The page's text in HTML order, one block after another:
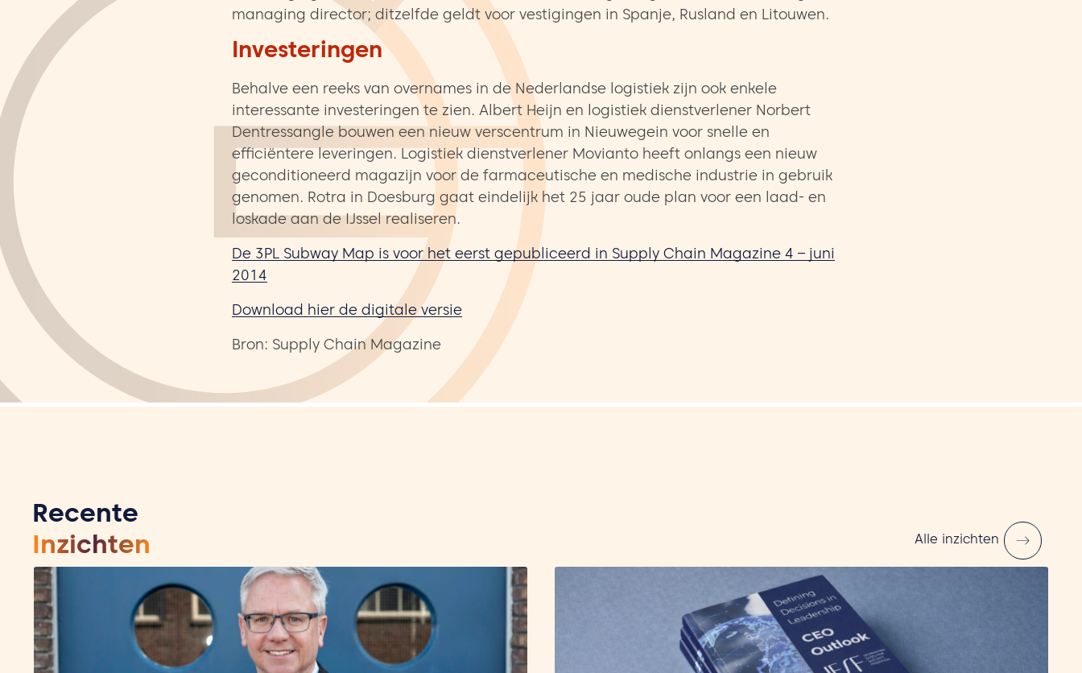
managing director; ditzelfde geldt voor vestigingen in Spanje, Rusland en Litouwen.
Investeringen
Behalve een reeks van overnames in de Nederlandse logistiek zijn ook enkele
interessante investeringen te zien. Albert Heijn en logistiek dienstverlener Norbert
Dentressangle bouwen een nieuw verscentrum in Nieuwegein voor snelle en
efficiëntere leveringen. Logistiek dienstverlener Movianto heeft onlangs een nieuw
geconditioneerd magazijn voor de farmaceutische en medische industrie in gebruik
genomen. Rotra in Doesburg gaat eindelijk het 25 jaar oude plan voor een laad- en
loskade aan de IJssel realiseren.
De 3PL Subway Map is voor het eerst gepubliceerd in Supply Chain Magazine 4 – juni
2014
Download hier de digitale versie
Bron: Supply Chain Magazine
Recente
Inzichten Alle inzichten